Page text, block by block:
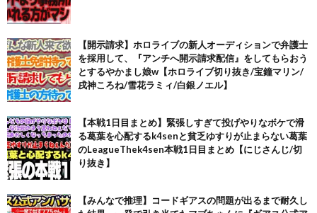
【開示請求】ホロライブの新人オーディションで弁護士
を採用して、『アンチへ開示請求配信』をしてもらおう
とするやかまし娘w【ホロライブ切り抜き/宝鐘マリン/
戌神ころね/雪花ラミィ/白銀ノエル】
【本戦1日目まとめ】緊張しすぎて投げやりなボケで滑
る葛葉を心配するk4senと貧乏ゆすりが止まらない葛葉
のLeagueThek4sen本戦1日目まとめ【にじさんじ/切
り抜き】
【みんなで推理】コードギアスの問題が出るまで耐久し